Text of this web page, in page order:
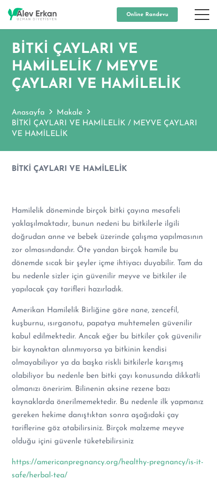
Online Randevu
BİTKİ ÇAYLARI VE
HAMİLELİK / MEYVE
ÇAYLARI VE HAMİLELİK
Anasayfa
Makale
BİTKİ ÇAYLARI VE HAMİLELİK / MEYVE ÇAYLARI
VE HAMİLELİK
BİTKİ ÇAYLARI VE HAMİLELİK
Hamilelik döneminde birçok bitki çayına mesafeli
yaklaşılmaktadır, bunun nedeni bu bitkilerle ilgili
doğrudan anne ve bebek üzerinde çalışma yapılmasının
zor olmasındandır. Öte yandan birçok hamile bu
dönemde sıcak bir şeyler içme ihtiyacı duyabilir. Tam da
bu nedenle sizler için güvenilir meyve ve bitkiler ile
yapılacak çay tarifleri hazırladık.
Amerikan Hamilelik Birliğine göre nane, zencefil,
kuşburnu, ısırganotu, papatya muhtemelen güvenilir
kabul edilmektedir. Ancak eğer bu bitkiler çok güvenilir
bir kaynaktan alınmıyorsa ya bitkinin kendisi
olmayabiliyor ya da başka riskli bitkilerle karışmış
olabiliyor bu nedenle ben bitki çayı konusunda dikkatli
olmanızı öneririm. Bilinenin aksine rezene bazı
kaynaklarda önerilmemektedir. Bu nedenle ilk yapmanız
gereken hekime danıştıktan sonra aşağıdaki çay
tariflerine göz atabilirsiniz. Birçok malzeme meyve
olduğu içini güvenle tüketebilirsiniz
https://americanpregnancy.org/healthy-pregnancy/is-it-
safe/herbal-tea/